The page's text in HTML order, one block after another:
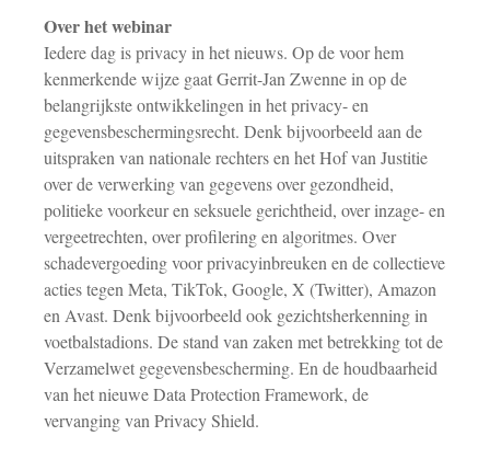
Over het webinar
Iedere dag is privacy in het nieuws. Op de voor hem
kenmerkende wijze gaat Gerrit-Jan Zwenne in op de
belangrijkste ontwikkelingen in het privacy- en
gegevensbeschermingsrecht. Denk bijvoorbeeld aan de
uitspraken van nationale rechters en het Hof van Justitie
over de verwerking van gegevens over gezondheid,
politieke voorkeur en seksuele gerichtheid, over inzage- en
vergeetrechten, over profilering en algoritmes. Over
schadevergoeding voor privacyinbreuken en de collectieve
acties tegen Meta, TikTok, Google, X (Twitter), Amazon
en Avast. Denk bijvoorbeeld ook gezichtsherkenning in
voetbalstadions. De stand van zaken met betrekking tot de
Verzamelwet gegevensbescherming. En de houdbaarheid
van het nieuwe Data Protection Framework, de
vervanging van Privacy Shield.